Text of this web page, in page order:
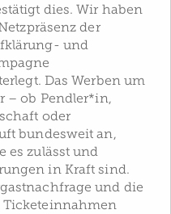
dies. Wir haben
der
und
Das Werben um
– ob Pendler*in,
oder
bundesweit an,
es zulässt und
in Kraft sind.
und die